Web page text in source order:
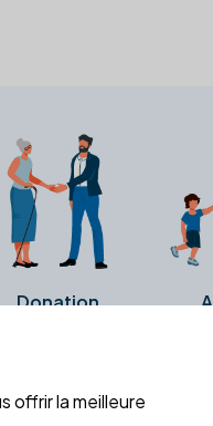
Donation
notarial. Ils n'ont ni été
offrir la meilleure